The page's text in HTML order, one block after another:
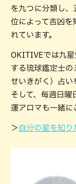
を九つに分類し、
位によって吉凶を
れています。
OKITIVEでは九星
する琉球鑑定士の
せいきがく）占い
そして、毎週日曜
運アロマも一緒に
＞ 自分の星を知り